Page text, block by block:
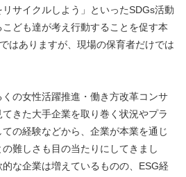
サイクルしよう」といったSDGs活動
ども達が考え行動することを促す本
はありますが、現場の保育者だけでは
の女性活躍推進・働き方改革コンサ
きた大手企業を取り巻く状況やプラ
の経験などから、企業が本業を通じ
難しさも目の当たりにしてきまし
な企業は増えているものの、ESG経